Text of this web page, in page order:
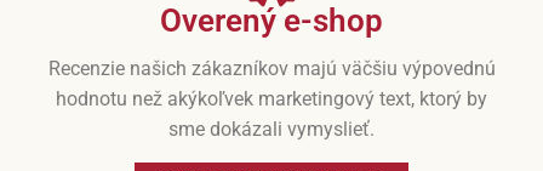
Overený e-shop
Recenzie našich zákazníkov majú väčšiu výpovednú
hodnotu než akýkoľvek marketingový text, ktorý by
sme dokázali vymyslieť.